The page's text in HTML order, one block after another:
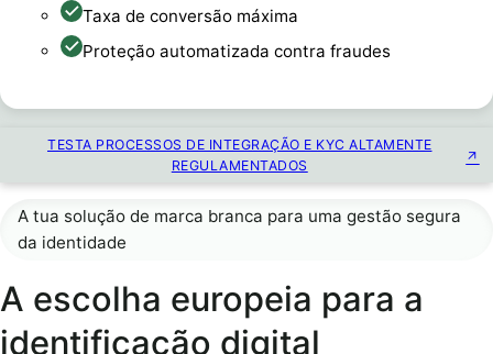
Taxa de conversão máxima
Proteção automatizada contra fraudes
TESTA PROCESSOS DE INTEGRAÇÃO E KYC ALTAMENTE
REGULAMENTADOS
A tua solução de marca branca para uma gestão segura
da identidade
A escolha europeia para a
identificação digital